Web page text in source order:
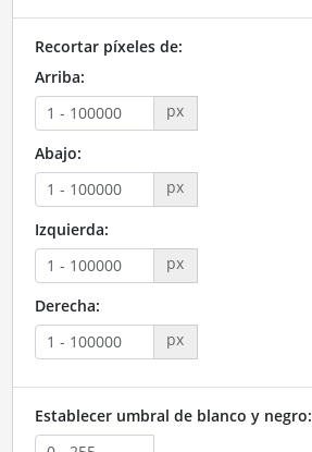
Recortar píxeles de:
Arriba:
px
Abajo:
px
Izquierda:
px
Derecha:
px
Establecer umbral de blanco y negro: